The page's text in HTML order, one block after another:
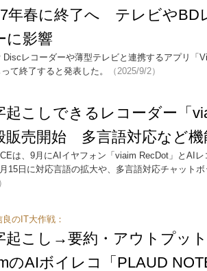
年春に終了へ テレビやBD
に影響
Discレコーダーや薄型テレビと連携するアプリ「
て終了すると発表した。
（2025/9/2）
起こしできるレコーダー「
販売開始 多言語対応など
は、9月にAIイヤフォン「viaim RecDot」とAI
15日に対応言語の拡大や、多言語対応チャット
のIT大作戦：
起こし→要約・アウトプッ
のAIボイレコ「PLAUD